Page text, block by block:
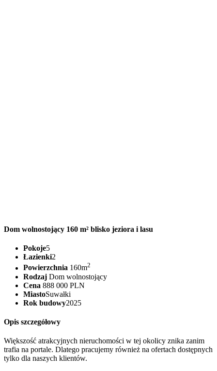
Dom wolnostojący 160 m² blisko jeziora i lasu
Pokoje5
Łazienki2
Powierzchnia 160m2
Rodzaj Dom wolnostojący
Cena 888 000 PLN
MiastoSuwałki
Rok budowy2025
Opis szczegółowy
Większość atrakcyjnych nieruchomości w tej okolicy znika zanim
trafia na portale. Dlatego pracujemy również na ofertach dostępnych
tylko dla naszych klientów.